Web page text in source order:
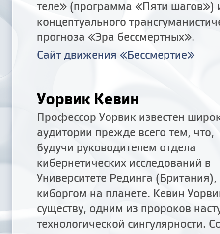
теле» (программа «Пяти шагов»)
концептуального
прогноза «Эра бессмертных».
Сайт движения «Бессмертие»
Уорвик Кевин
Профессор Уорвик известен
аудитории прежде всего тем, что,
будучи руководителем отдела
кибернетических исследований в
Университете Рединга
киборгом на планете. Кевин
существу, одним из пророков
технологической сингулярности.